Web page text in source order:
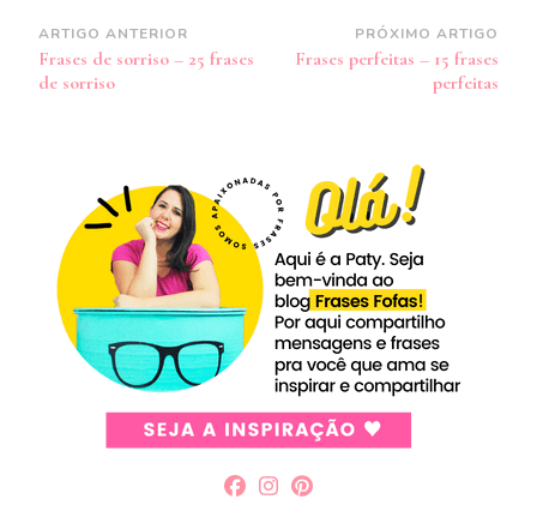
Navegação
de
ARTIGO ANTERIOR
Frases de sorriso – 25 frases
de sorriso
PRÓXIMO ARTIGO
Frases perfeitas – 15 frases
perfeitas